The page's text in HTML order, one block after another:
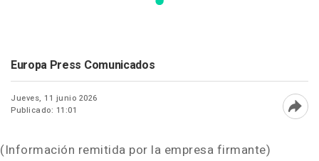
Europa Press Comunicados
Jueves, 11 junio 2026
Publicado: 11:01
(Información remitida por la empresa firmante)